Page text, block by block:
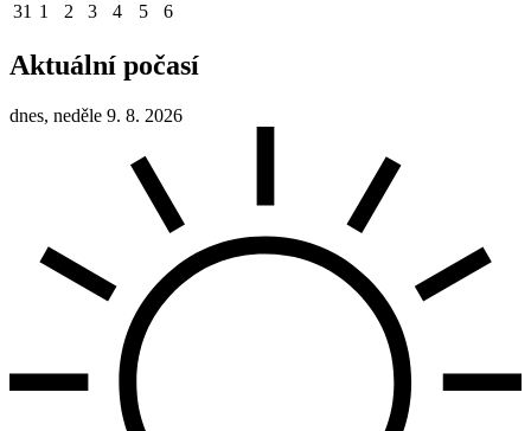
31 1 2 3 4 5 6
Aktuální počasí
dnes, neděle 9. 8. 2026